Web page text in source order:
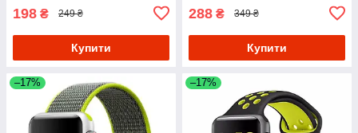
198 ₴ 249 ₴
Купити
288 ₴ 349 ₴
Купити
–17% –17%